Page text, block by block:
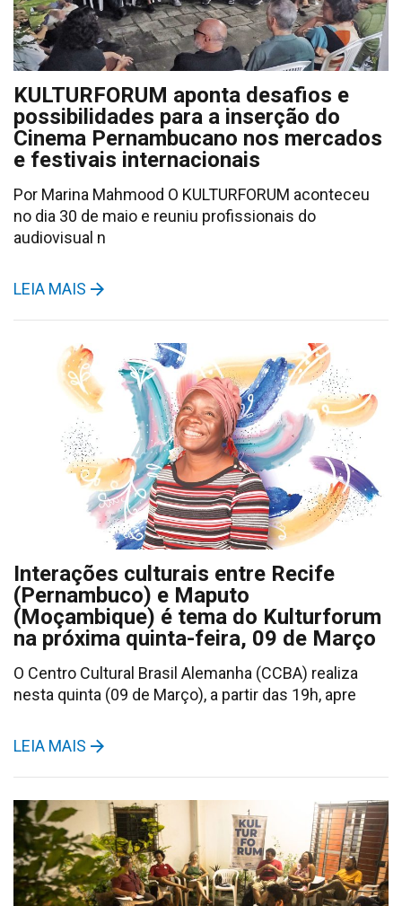
KULTURFORUM aponta desafios e
possibilidades para a inserção do
Cinema Pernambucano nos mercados
e festivais internacionais
Por Marina Mahmood O KULTURFORUM aconteceu
no dia 30 de maio e reuniu profissionais do
audiovisual n
LEIA MAIS
Interações culturais entre Recife
(Pernambuco) e Maputo
(Moçambique) é tema do Kulturforum
na próxima quinta-feira, 09 de Março
O Centro Cultural Brasil Alemanha (CCBA) realiza
nesta quinta (09 de Março), a partir das 19h, apre
LEIA MAIS